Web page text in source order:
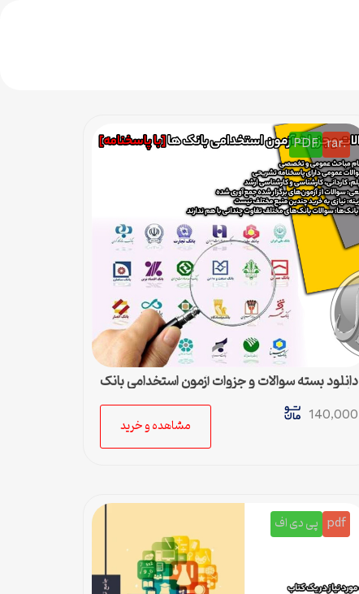
.rar
PDF
دانلود بسته سوالات و جزوات آزمون استخدامی بانک
ها
140,000
مشاهده و خرید
pdf پی دی اف